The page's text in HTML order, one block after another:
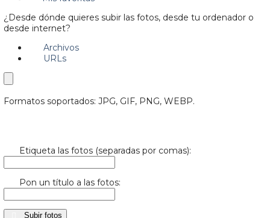
¿Desde dónde quieres subir las fotos, desde tu ordenador o
desde internet?
Archivos
URLs
Formatos soportados: JPG, GIF, PNG, WEBP.
Etiqueta las fotos (separadas por comas):
Pon un título a las fotos:
Subir fotos